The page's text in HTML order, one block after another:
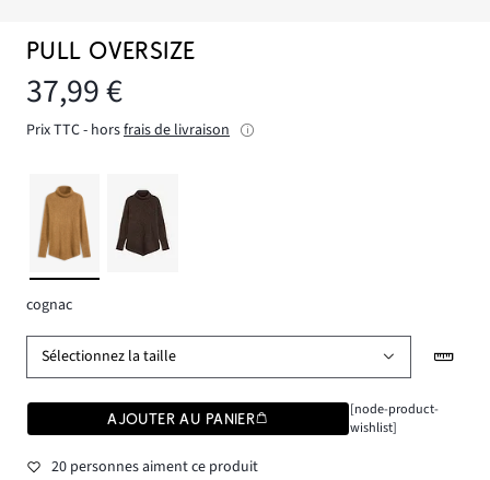
PULL OVERSIZE
37,99 €
Prix TTC - horsfrais de livraison
cognac
Sélectionnez la taille
AJOUTER AU PANIER
[node-product-
wishlist]
20 personnes aiment ce produit